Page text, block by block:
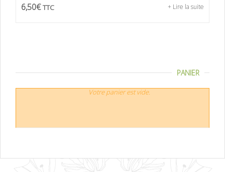
6,50€ TTC + Lire la suite
PANIER
Votre panier est vide.